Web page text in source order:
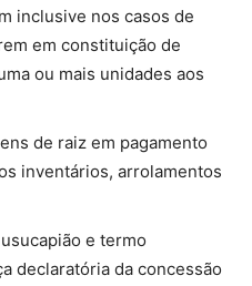
inclusive nos casos de
em constituição de
ou mais unidades aos
de raiz em pagamento
inventários, arrolamentos
e termo
declaratória da concessão